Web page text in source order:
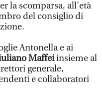
la scomparsa, all’età
del consiglio di
Antonella e ai
Maffeiinsieme al
generale,
e collaboratori